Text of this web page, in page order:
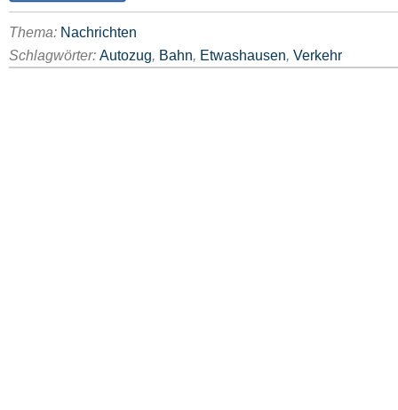
Thema: Nachrichten
Schlagwörter: Autozug, Bahn, Etwashausen, Verkehr